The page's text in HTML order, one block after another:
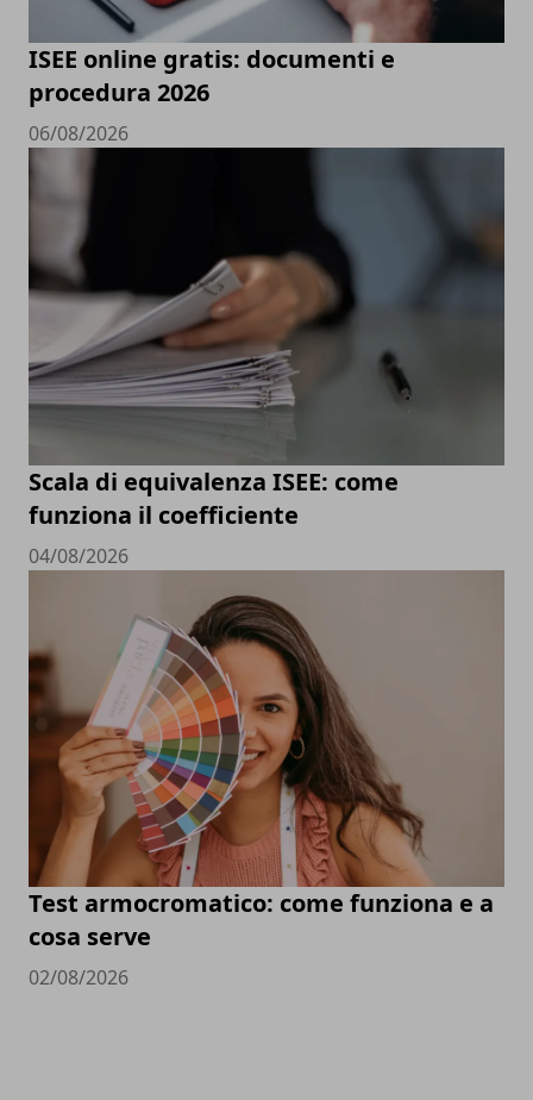
ISEE online gratis: documenti e
procedura 2026
06/08/2026
Scala di equivalenza ISEE: come
funziona il coefficiente
04/08/2026
Test armocromatico: come funziona e a
cosa serve
02/08/2026